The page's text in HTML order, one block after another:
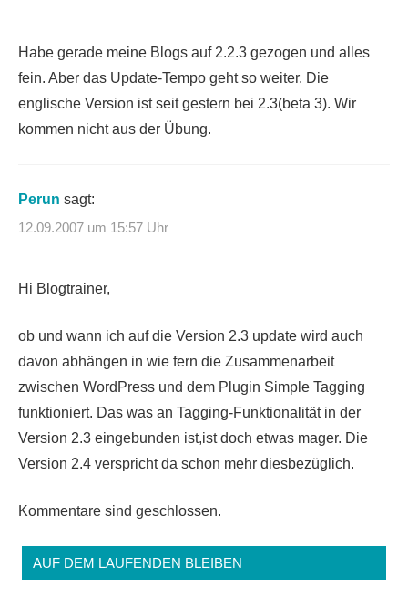
Habe gerade meine Blogs auf 2.2.3 gezogen und alles
fein. Aber das Update-Tempo geht so weiter. Die
englische Version ist seit gestern bei 2.3(beta 3). Wir
kommen nicht aus der Übung.
Perun sagt:
12.09.2007 um 15:57 Uhr
Hi Blogtrainer,
ob und wann ich auf die Version 2.3 update wird auch
davon abhängen in wie fern die Zusammenarbeit
zwischen WordPress und dem Plugin Simple Tagging
funktioniert. Das was an Tagging-Funktionalität in der
Version 2.3 eingebunden ist,ist doch etwas mager. Die
Version 2.4 verspricht da schon mehr diesbezüglich.
Kommentare sind geschlossen.
AUF DEM LAUFENDEN BLEIBEN